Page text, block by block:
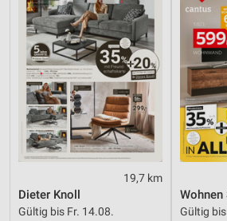
19,7 km
Dieter Knoll
Gültig bis Fr. 14.08.
Wohnen
Gültig